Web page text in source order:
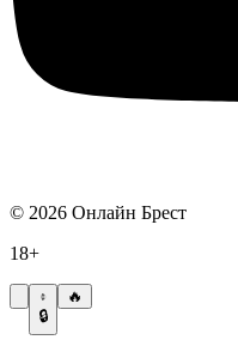
© 2026 Онлайн Брест
18+
🔒
🔥